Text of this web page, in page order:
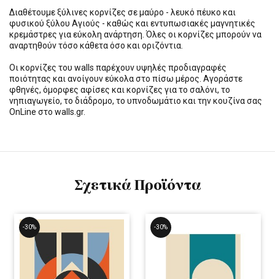
Διαθέτουμε ξύλινες κορνίζες σε μαύρο - λευκό πέυκο και
φυσικού ξύλου Αγιούς - καθώς και εντυπωσιακές μαγνητικές
κρεμάστρες για εύκολη ανάρτηση. Όλες οι κορνίζες μπορούν να
αναρτηθούν τόσο κάθετα όσο και οριζόντια.
Οι κορνίζες του walls παρέχουν υψηλές προδιαγραφές
ποιότητας και ανοίγουν εύκολα στο πίσω μέρος. Αγοράστε
φθηνές, όμορφες αφίσες και κορνίζες για το σαλόνι, το
νηπιαγωγείο, το διάδρομο, το υπνοδωμάτιο και την κουζίνα σας
OnLine στο walls.gr.
Σχετικά Προϊόντα
-30% -30%